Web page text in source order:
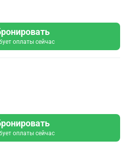
оплаты сейчас
оплаты сейчас